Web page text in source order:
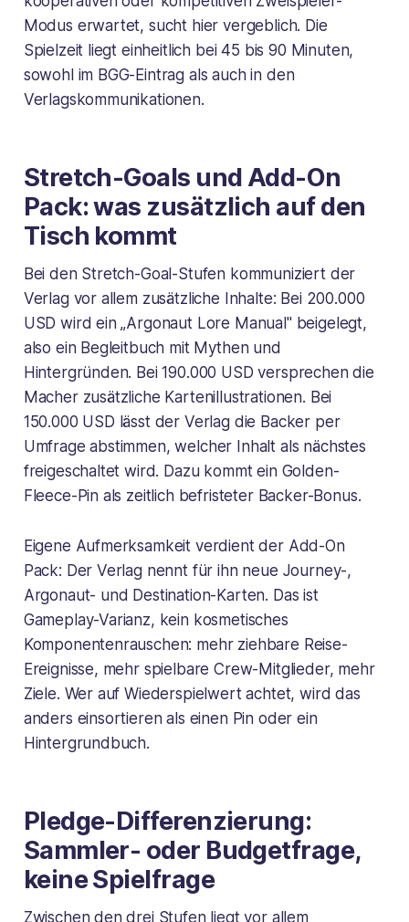
Modus erwartet, sucht hier vergeblich. Die
Spielzeit liegt einheitlich bei 45 bis 90 Minuten,
sowohl im BGG-Eintrag als auch in den
Verlagskommunikationen.
Stretch-Goals und Add-On
Pack: was zusätzlich auf den
Tisch kommt
Bei den Stretch-Goal-Stufen kommuniziert der
Verlag vor allem zusätzliche Inhalte: Bei 200.000
USD wird ein „Argonaut Lore Manual" beigelegt,
also ein Begleitbuch mit Mythen und
Hintergründen. Bei 190.000 USD versprechen die
Macher zusätzliche Kartenillustrationen. Bei
150.000 USD lässt der Verlag die Backer per
Umfrage abstimmen, welcher Inhalt als nächstes
freigeschaltet wird. Dazu kommt ein Golden-
Fleece-Pin als zeitlich befristeter Backer-Bonus.
Eigene Aufmerksamkeit verdient der Add-On
Pack: Der Verlag nennt für ihn neue Journey-,
Argonaut- und Destination-Karten. Das ist
Gameplay-Varianz, kein kosmetisches
Komponentenrauschen: mehr ziehbare Reise-
Ereignisse, mehr spielbare Crew-Mitglieder, mehr
Ziele. Wer auf Wiederspielwert achtet, wird das
anders einsortieren als einen Pin oder ein
Hintergrundbuch.
Pledge-Differenzierung:
Sammler- oder Budgetfrage,
keine Spielfrage
Zwischen den drei Stufen liegt vor allem